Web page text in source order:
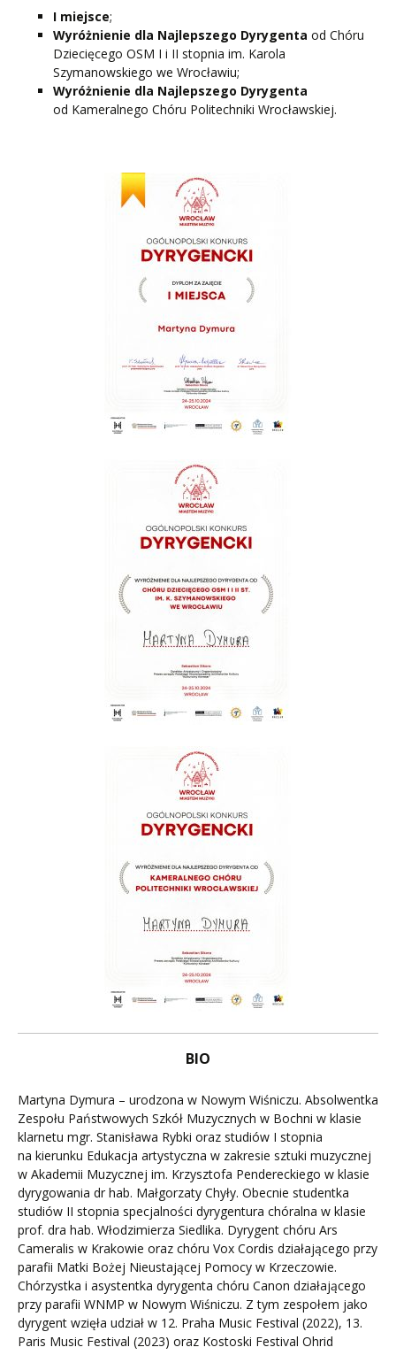
I miejsce;
Wyróżnienie dla Najlepszego Dyrygenta od Chóru
Dziecięcego OSM I i II stopnia im. Karola
Szymanowskiego we Wrocławiu;
Wyróżnienie dla Najlepszego Dyrygenta
od Kameralnego Chóru Politechniki Wrocławskiej.
BIO
Martyna Dymura – urodzona w Nowym Wiśniczu. Absolwentka
Zespołu Państwowych Szkół Muzycznych w Bochni w klasie
klarnetu mgr. Stanisława Rybki oraz studiów I stopnia
na kierunku Edukacja artystyczna w zakresie sztuki muzycznej
w Akademii Muzycznej im. Krzysztofa Pendereckiego w klasie
dyrygowania dr hab. Małgorzaty Chyły. Obecnie studentka
studiów II stopnia specjalności dyrygentura chóralna w klasie
prof. dra hab. Włodzimierza Siedlika. Dyrygent chóru Ars
Cameralis w Krakowie oraz chóru Vox Cordis działającego przy
parafii Matki Bożej Nieustającej Pomocy w Krzeczowie.
Chórzystka i asystentka dyrygenta chóru Canon działającego
przy parafii WNMP w Nowym Wiśniczu. Z tym zespołem jako
dyrygent wzięła udział w 12. Praha Music Festival (2022), 13.
Paris Music Festival (2023) oraz Kostoski Festival Ohrid